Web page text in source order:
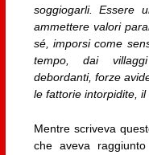
soggiogarli. Essere
ammettere valori
sé, imporsi come
tempo, dai
debordanti, forze
le fattorie intorpidite,
Mentre scriveva
che aveva